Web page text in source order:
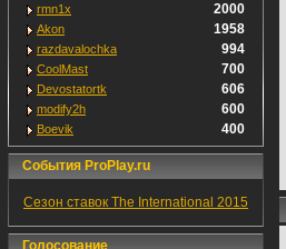
rmn1x 2000
Akon 1958
razdavalochka 994
CoolMast 700
Devostatortk 606
modify2h 600
Boevik 400
События ProPlay.ru
Сезон ставок The International 2015
Голосование